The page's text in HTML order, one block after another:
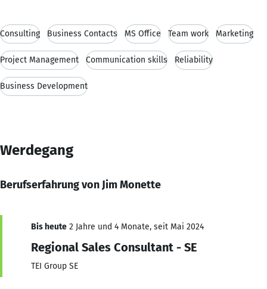
Consulting Business Contacts MS Office Team work Marketing
Project Management Communication skills Reliability
Business Development
Werdegang
Berufserfahrung von Jim Monette
Bis heute 2 Jahre und 4 Monate, seit Mai 2024
Regional Sales Consultant - SE
TEI Group SE